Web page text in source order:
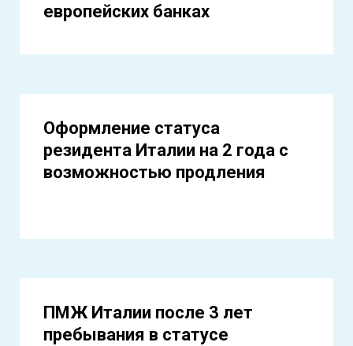
европейских банках
Оформление статуса
резидента Италии на 2 года с
возможностью продления
ПМЖ Италии после 3 лет
пребывания в статусе